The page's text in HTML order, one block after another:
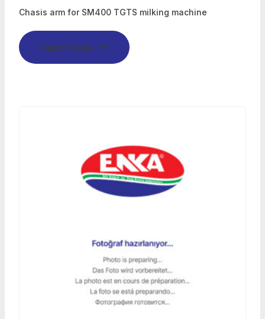
Chasis arm for SM400 TGTS milking machine
Read more